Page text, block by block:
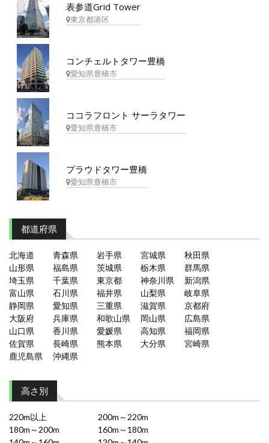
表参道Grid Tower
東京都港区
コンチェルトタワー豊橋
愛知県豊橋市
ココラフロント サーラタワー
愛知県豊橋市
プラウドタワー豊橋
愛知県豊橋市
都道府県
北海道 青森県 岩手県 宮城県
秋田県
山形県
福島県 茨城県 栃木県
群馬県
埼玉県
千葉県 東京都 神奈川県
新潟県
富山県
石川県 福井県 山梨県
岐阜県
静岡県
愛知県 三重県 滋賀県
京都府
大阪府
兵庫県 和歌山県 岡山県
広島県
山口県
香川県 愛媛県 高知県
福岡県
佐賀県
長崎県 熊本県 大分県
宮崎県
鹿児島県
沖縄県
高さ別
220m以上
200m～220m
180m～200m
160m～180m